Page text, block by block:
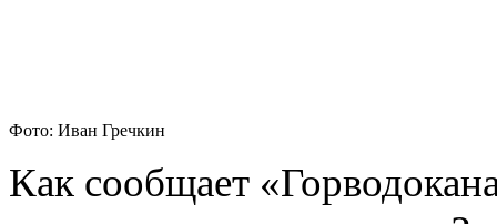
Фото: Иван Гречкин
Как сообщает